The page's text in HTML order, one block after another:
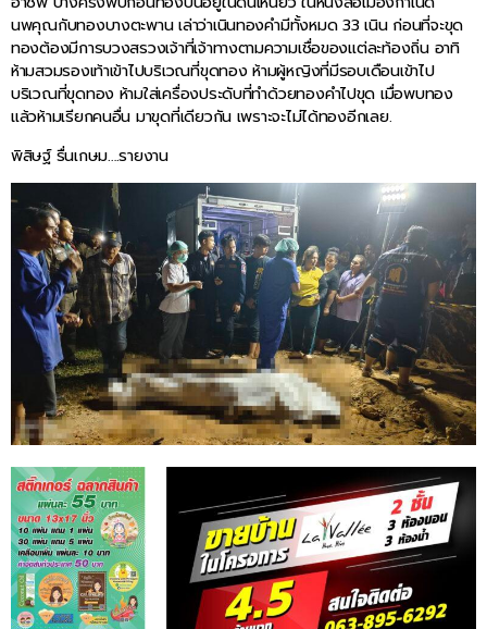
นพคุณกับทองบางตะพาน เล่าว่าเนินทองคำมีทั้งหมด 33 เนิน ก่อนที่จะขุด
ทองต้องมีการบวงสรวงเจ้าที่เจ้าทางตามความเชื่อของแต่ละท้องถิ่น อาทิ
ห้ามสวมรองเท้าเข้าไปบริเวณที่ขุดทอง ห้ามผู้หญิงที่มีรอบเดือนเข้าไป
บริเวณที่ขุดทอง ห้ามใส่เครื่องประดับที่ทำด้วยทองคำไปขุด เมื่อพบทอง
แล้วห้ามเรียกคนอื่น มาขุดที่เดียวกัน เพราะจะไม่ได้ทองอีกเลย.
พิสิษฐ์ รื่นเกษม….รายงาน